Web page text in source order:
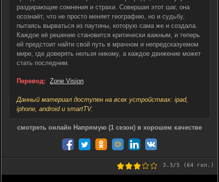
раздирающие сомнения и страхи. Совершая этот шаг, она
осознаёт, что не просто меняет географию, но и судьбу,
пытаясь вырваться из паутины, которую сама же и создала.
Каждое её решение становится критически важным, и теперь
ей предстоит найти свой путь в мрачном и непредсказуемом
мире, где доверять нельзя никому, а каждое движение может
стать последним.
Перевод: Zone Vision
Данный материал доступен на всех устройствах: ipad,
iphone, android и smartTV.
смотреть онлайн Напрямую (1 сезон) в хорошем качестве
3.3/5 (64 гол.)